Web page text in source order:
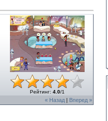
Рейтинг: 4.0/1
« Назад Вперед »